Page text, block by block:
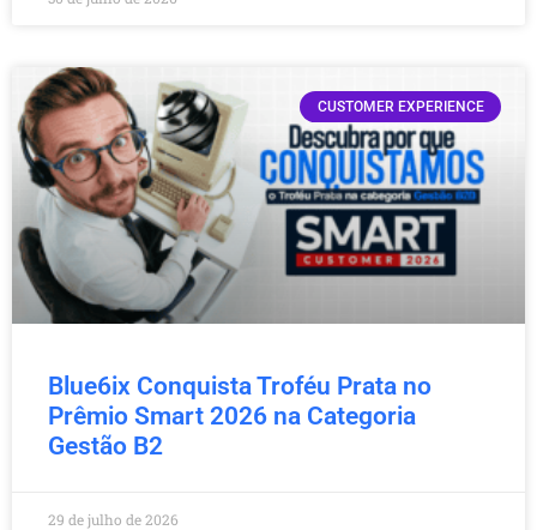
CUSTOMER EXPERIENCE
Blue6ix Conquista Troféu Prata no
Prêmio Smart 2026 na Categoria
Gestão B2
29 de julho de 2026